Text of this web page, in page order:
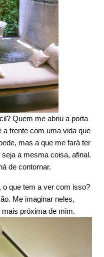
Quem me abriu a porta
a frente com uma vida que
mas a que me fará ter
a mesma coisa, afinal.
de contornar.
que tem a ver com isso?
Me imaginar neles,
próxima de mim.